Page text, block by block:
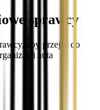
sprawcy
aby przejść do
auta